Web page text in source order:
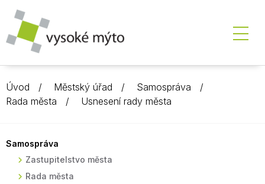
Úvod Městský úřad
Samospráva
Rada města
Usnesení rady města
Samospráva
Zastupitelstvo města
Rada města